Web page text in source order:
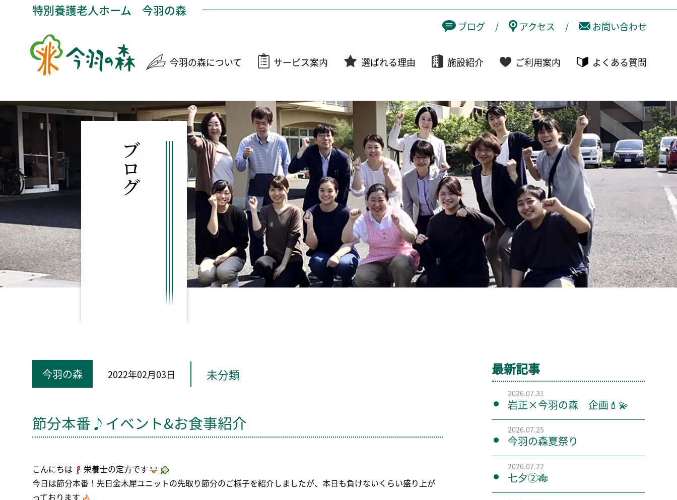
特別養護老人ホーム 今羽の森
ブログ / アクセス / お問い合わせ
今羽の森について サービス案内 選ばれる理由 施設紹介 ご利用案内 よくある質問
ブログ
今羽の森 2022年02月03日 未分類
節分本番♪イベント&お食事紹介
こんにちは
栄養士の定方です
今日は節分本番！先日金木犀ユニットの先取り節分のご様子を紹介しましたが、本日も負けないくらい盛り上が
っております
最新記事
2026.07.31
岩正×今羽の森 企画💄💫
2026.07.25
今羽の森夏祭り
2026.07.22
七夕②🎋